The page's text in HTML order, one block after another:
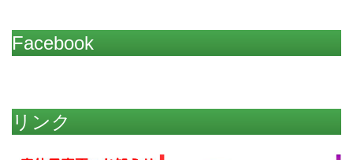
Facebook
リンク